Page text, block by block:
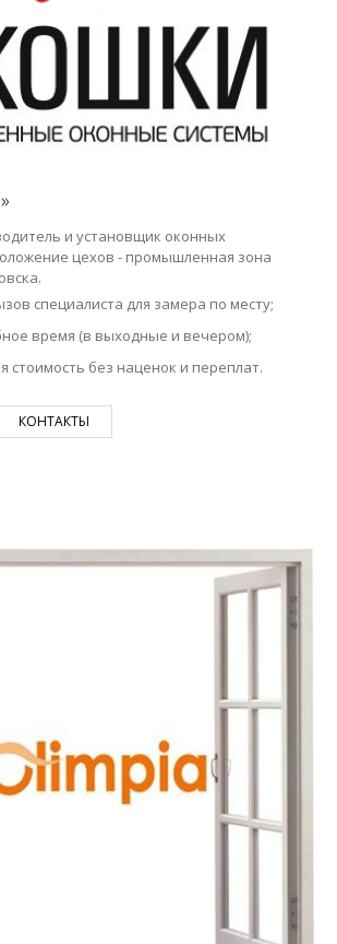
и установщик оконных
цехов - промышленная зона
специалиста для замера по месту;
время (в выходные и вечером);
стоимость без наценок и переплат.
КОНТАКТЫ